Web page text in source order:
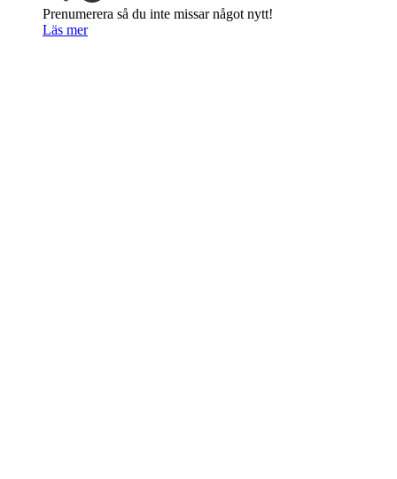
Prenumerera så du inte missar något nytt!
Läs mer